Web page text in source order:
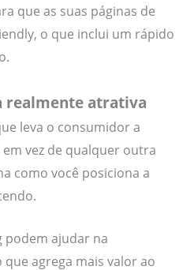
que as suas páginas de
o que inclui um rápido
realmente atrativa
leva o consumidor a
vez de qualquer outra
como você posiciona a
podem ajudar na
agrega mais valor ao